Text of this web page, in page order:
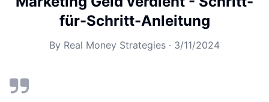
für-Schritt-Anleitung
By Real Money Strategies · 3/11/2024